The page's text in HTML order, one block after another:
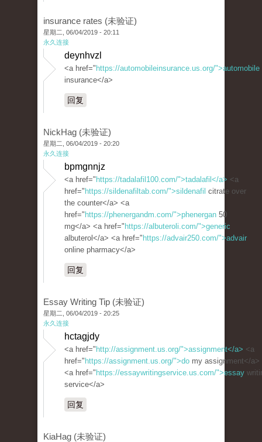
insurance rates (未验证)
星期二, 06/04/2019 - 20:11
永久连接
deynhvzl
<a href=" https://automobileinsurance.us.org/">automobile
insurance</a>
回复
NickHag (未验证)
星期二, 06/04/2019 - 20:20
永久连接
bpmgnnjz
<a href=" https://tadalafil100.com/">tadalafil</a> <a
href=" https://sildenafiltab.com/">sildenafil citrate over
the counter</a> <a
href=" https://phenergandm.com/">phenergan 50
mg</a> <a href=" https://albuteroli.com/">generic
albuterol</a> <a href=" https://advair250.com/">advair
online pharmacy</a>
回复
Essay Writing Tip (未验证)
星期二, 06/04/2019 - 20:25
永久连接
hctagjdy
<a href=" http://assignment.us.org/">assignment</a> <a
href=" https://assignment.us.org/">do my assignment</a>
<a href=" https://essaywritingservice.us.com/">essay
service</a>
回复
KiaHag (未验证)